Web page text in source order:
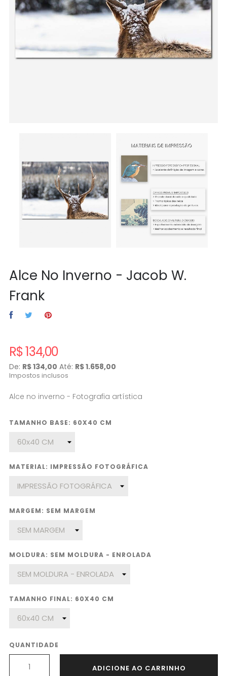
Alce No Inverno - Jacob W.
Frank
R$ 134,00
De: R$ 134,00 Até: R$ 1.658,00
Impostos inclusos
Alce no inverno - Fotografia artística
TAMANHO BASE: 60X40 CM
MATERIAL: IMPRESSÃO FOTOGRÁFICA
MARGEM: SEM MARGEM
MOLDURA: SEM MOLDURA - ENROLADA
TAMANHO FINAL: 60X40 CM
QUANTIDADE
ADICIONE AO CARRINHO